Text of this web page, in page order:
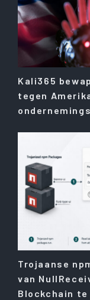
Kali365
tegen
Trojaanse
van
Blockchain te